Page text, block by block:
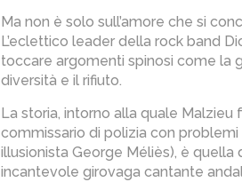
Ma non è solo sull’amore che si
L’eclettico leader della rock band
toccare argomenti spinosi come la
diversità e il rifiuto.
La storia, intorno alla quale Malzieu
commissario di polizia con
illusionista George Méliès), è quella
incantevole girovaga cantante